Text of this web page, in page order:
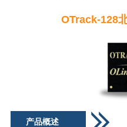
OTrack-128
产品概述